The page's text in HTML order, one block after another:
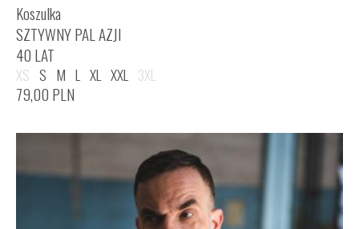
Koszulka
SZTYWNY PAL AZJI
40 LAT
XS S M L XL XXL 3XL
79,00 PLN